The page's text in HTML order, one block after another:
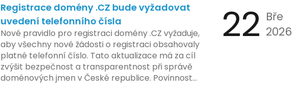
časové ose zavedení této technologie.
Registrace domény .CZ bude vyžadovat
uvedení telefonního čísla
Nové pravidlo pro registraci domény .CZ vyžaduje,
aby všechny nové žádosti o registraci obsahovaly
platné telefonní číslo. Tato aktualizace má za cíl
zvýšit bezpečnost a transparentnost při správě
doménových jmen v České republice. Povinnost
22 Bře
2026